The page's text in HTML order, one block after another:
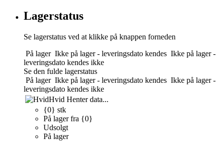
Lagerstatus
Se lagerstatus ved at klikke på knappen forneden
På lager Ikke på lager - leveringsdato kendes Ikke på lager -
leveringsdato kendes ikke
Se den fulde lagerstatus
På lager Ikke på lager - leveringsdato kendes Ikke på lager -
leveringsdato kendes ikke
Hvid Henter data...
{0} stk
På lager fra {0}
Udsolgt
På lager